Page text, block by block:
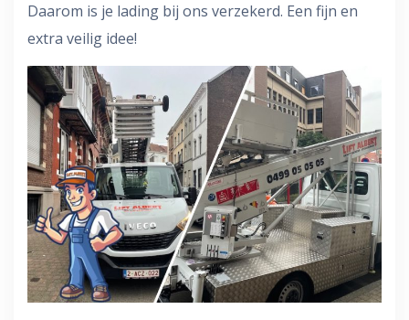
Daarom is je lading bij ons verzekerd. Een fijn en
extra veilig idee!